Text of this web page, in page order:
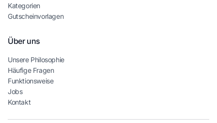
Kategorien
Gutscheinvorlagen
Über uns
Unsere Philosophie
Häufige Fragen
Funktionsweise
Jobs
Kontakt